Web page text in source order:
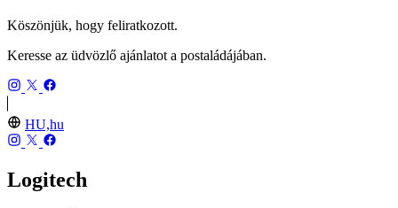
Köszönjük, hogy feliratkozott.
Keresse az üdvözlő ajánlatot a postaládájában.
HU,hu
Logitech